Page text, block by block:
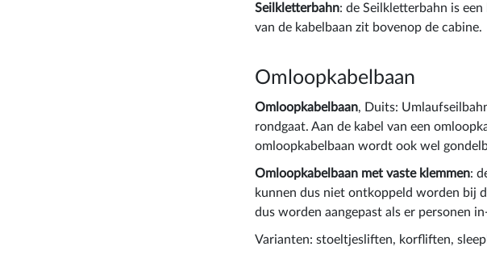
Seilkletterbahn: de Seilkletterbahn is
van de kabelbaan zit bovenop de cabine.
Omloopkabelbaan
Omloopkabelbaan, Duits:
rondgaat. Aan de kabel van een
omloopkabelbaan wordt ook wel
Omloopkabelbaan met vaste klemmen:
kunnen dus niet ontkoppeld worden bij
dus worden aangepast als er personen
Varianten: stoeltjesliften, korfliften,